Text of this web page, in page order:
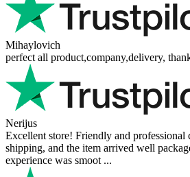
Mihaylovich
perfect all product,company,delivery,
Nerijus
Excellent store! Friendly and professional
shipping, and the item arrived well
experience was smoot ...